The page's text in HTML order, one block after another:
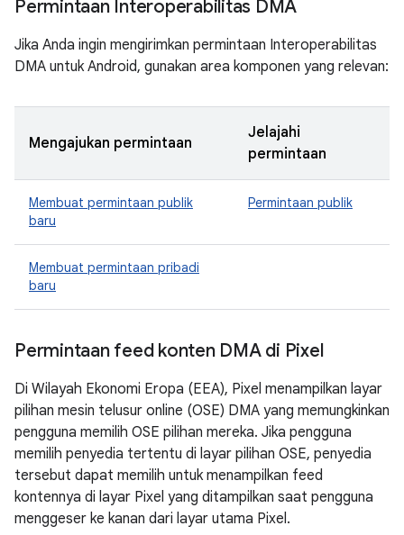
Permintaan Interoperabilitas DMA
Jika Anda ingin mengirimkan permintaan Interoperabilitas
DMA untuk Android, gunakan area komponen yang relevan:
Mengajukan permintaan
Jelajahi
permintaan
Membuat permintaan publik
baru
Permintaan publik
Membuat permintaan pribadi
baru
Permintaan feed konten DMA di Pixel
Di Wilayah Ekonomi Eropa (EEA), Pixel menampilkan layar
pilihan mesin telusur online (OSE) DMA yang memungkinkan
pengguna memilih OSE pilihan mereka. Jika pengguna
memilih penyedia tertentu di layar pilihan OSE, penyedia
tersebut dapat memilih untuk menampilkan feed
kontennya di layar Pixel yang ditampilkan saat pengguna
menggeser ke kanan dari layar utama Pixel.